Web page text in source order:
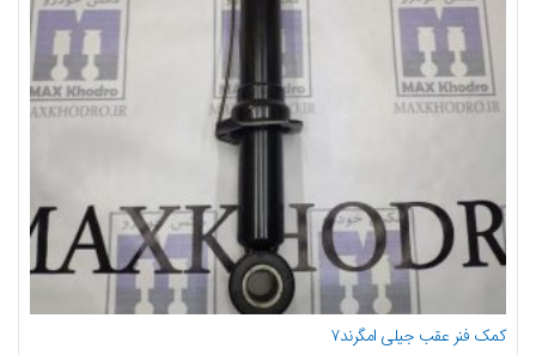
کمک فنر عقب جیلی امگرند۷